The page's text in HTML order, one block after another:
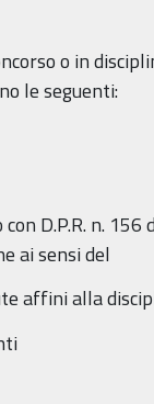
o in
le seguenti:
D.P.R. n.
ai sensi del
affini alla